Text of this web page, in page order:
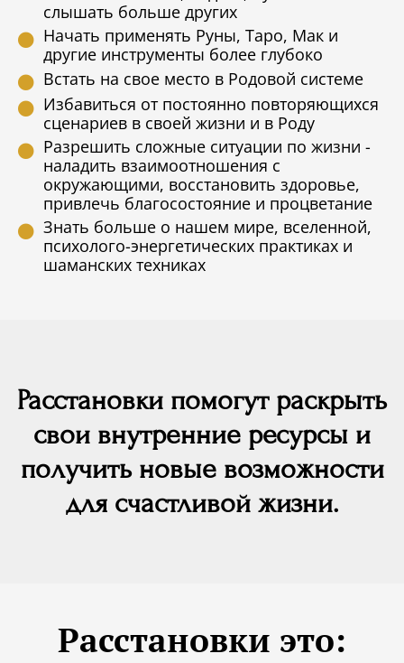
слышать больше других
Начать применять Руны, Таро, Мак и
другие инструменты более глубоко
Встать на свое место в Родовой системе
Избавиться от постоянно повторяющихся
сценариев в своей жизни и в Роду
Разрешить сложные ситуации по жизни -
наладить взаимоотношения с
окружающими, восстановить здоровье,
привлечь благосостояние и процветание
Знать больше о нашем мире, вселенной,
психолого-энергетических практиках и
шаманских техниках
Расстановки помогут раскрыть
свои внутренние ресурсы и
получить новые возможности
для счастливой жизни.
Расстановки это: